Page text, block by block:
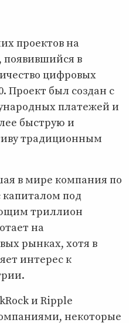
проектов на
в
цифровых
Проект был создан с
платежей и
быструю и
традиционным
в мире компания по
под
триллион
на
рынках, хотя в
интерес к
и Ripple
некоторые